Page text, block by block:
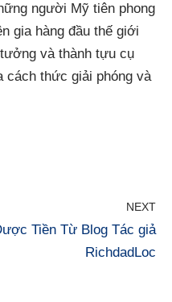
người Mỹ tiên phong
gia hàng đầu thế giới
và thành tựu cụ
thức giải phóng và
NEXT
Tiền Từ Blog Tác giả
RichdadLoc